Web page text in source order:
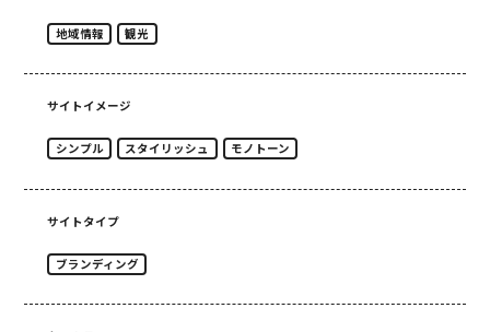
地域情報 観光
サイトイメージ
シンプル スタイリッシュ モノトーン
サイトタイプ
ブランディング